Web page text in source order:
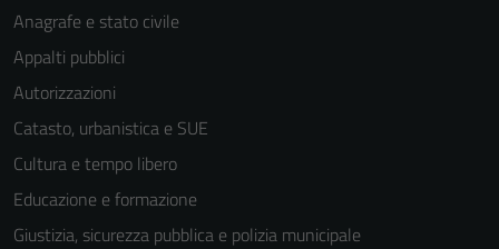
Anagrafe e stato civile
Appalti pubblici
Autorizzazioni
Catasto, urbanistica e SUE
Cultura e tempo libero
Educazione e formazione
Giustizia, sicurezza pubblica e polizia municipale